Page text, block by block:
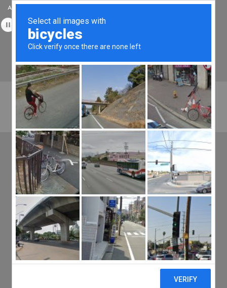
Accueil
Tantrikazen©, Massage à Bordeaux, Spécialiste du Tantra Traditionnel et
des Energies Quantiques en Aquitaine.Tél :06.49.45.22.20
Menu Offres Spéciales
LA LOI DE
L’ATTRACTION AIDE ?
09 NovLa loi de
l’attraction aide ?
Sébastien
Share